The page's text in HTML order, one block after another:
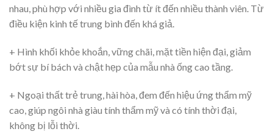
nhau, phù hợp với nhiều gia đình từ ít đến nhiều thành viên. Từ
điều kiện kinh tế trung bình đến khá giả.
+ Hình khối khỏe khoắn, vững chãi, mặt tiền hiện đại, giảm
bớt sự bí bách và chật hẹp của mẫu nhà ống cao tầng.
+ Ngoại thất trẻ trung, hài hòa, đem đến hiệu ứng thẩm mỹ
cao, giúp ngôi nhà giàu tính thẩm mỹ và có tính thời đại,
không bị lỗi thời.